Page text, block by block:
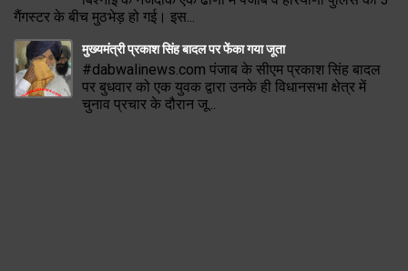
गैंगस्टर के बीच मुठभेड़ हो गई। इस...
मुख्यमंत्री प्रकाश सिंह बादल पर फेंका गया जूता
#dabwalinews.com पंजाब के सीएम प्रकाश सिंह बादल
पर बुधवार को एक युवक द्वारा उनके ही विधानसभा क्षेत्र में
चुनाव प्रचार के दौरान जू...